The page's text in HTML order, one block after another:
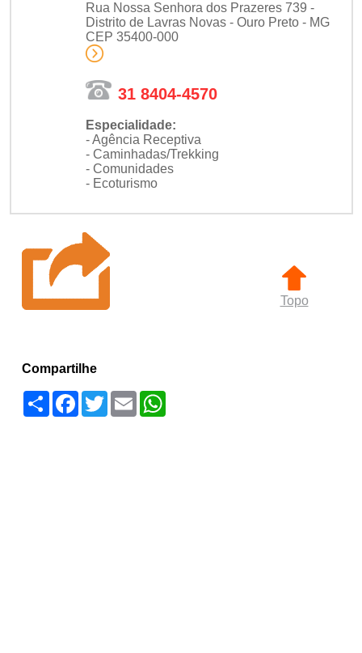
Rua Nossa Senhora dos Prazeres 739 -
Distrito de Lavras Novas - Ouro Preto - MG
CEP 35400-000
31 8404-4570
Especialidade:
- Agência Receptiva
- Caminhadas/Trekking
- Comunidades
- Ecoturismo
Topo
Compartilhe
Compartilhar
Facebook
TwitterEmailWhatsApp